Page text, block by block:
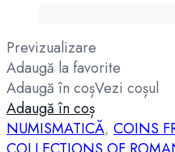
Previzualizare
Adaugă la favorite
Adaugă în coșVezi coșul
Adaugă în coș
NUMISMATICĂ, COINS